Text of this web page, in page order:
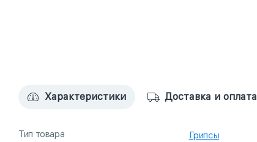
Характеристики Доставка и оплата
Тип товара
Грипсы